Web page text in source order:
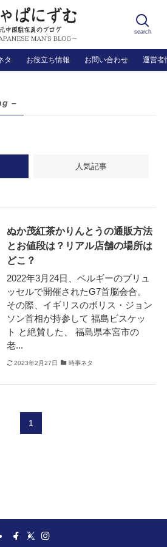
search
タ お役立ち情報 お問い合わせ 運営者
–
人気記事
ぬか茂紅茶かりんとうの通販方法
とお値段は？リアル店舗の場所は
どこ？
2022年3月24日、ベルギーのブリュ
ッセルで開催されたG7首脳会合。
その際、イギリスのボリス・ジョン
ソン首相が持参して 福島ビスケッ
ト と絶賛した、 福島県本宮市の
老...
2023年2月27日 時事ネタ
1